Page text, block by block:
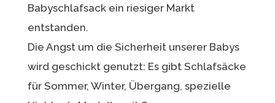
Babyschlafsack ein riesiger Markt
entstanden.
Die Angst um die Sicherheit unserer Babys
wird geschickt genutzt: Es gibt Schlafsäcke
für Sommer, Winter, Übergang, spezielle